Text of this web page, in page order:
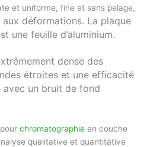
et uniforme, fine et sans pelage,
déformations. La plaque
une feuille d’aluminium.
dense des
étroites et une efficacité
avec un bruit de fond
chromatographie en couche
qualitative et quantitative